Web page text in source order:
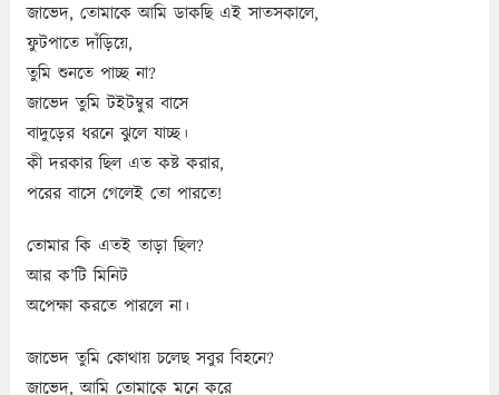
জাভেদ, তোমাকে আমি ডাকছি এই সাতসকালে,
ফুটপাতে দাঁড়িয়ে,
তুমি শুনতে পাচ্ছ না?
জাভেদ তুমি টইটম্বুর বাসে
বাদুড়ের ধরনে ঝুলে যাচ্ছ।
কী দরকার ছিল এত কষ্ট করার,
পরের বাসে গেলেই তো পারতে!
তোমার কি এতই তাড়া ছিল?
আর ক’টি মিনিট
অপেক্ষা করতে পারলে না।
জাভেদ তুমি কোথায় চলেছ সবুর বিহনে?
জাভেদ, আমি তোমাকে মনে করে